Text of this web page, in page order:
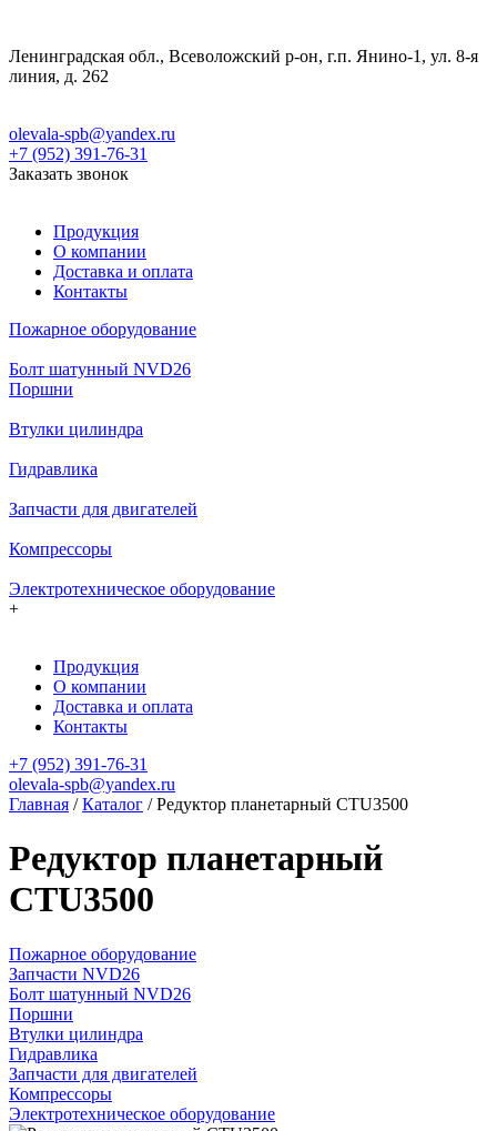
Ленинградская обл., Всеволожский р-он, г.п. Янино-1, ул. 8-я
линия, д. 262
olevala-spb@yandex.ru
+7 (952) 391-76-31
Заказать звонок
Продукция
О компании
Доставка и оплата
Контакты
Пожарное оборудование
Болт шатунный NVD26
Поршни
Втулки цилиндра
Гидравлика
Запчасти для двигателей
Компрессоры
Электротехническое оборудование
+
Продукция
О компании
Доставка и оплата
Контакты
+7 (952) 391-76-31
olevala-spb@yandex.ru
Главная /Каталог /Редуктор планетарный CTU3500
Редуктор планетарный
CTU3500
Пожарное оборудование
Запчасти NVD26
Болт шатунный NVD26
Поршни
Втулки цилиндра
Гидравлика
Запчасти для двигателей
Компрессоры
Электротехническое оборудование